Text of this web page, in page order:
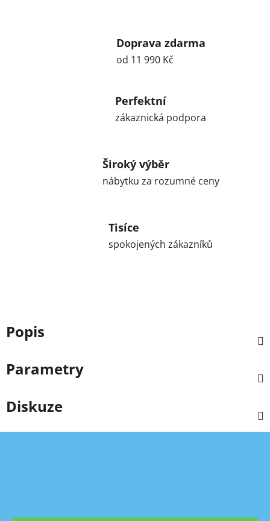
Doprava zdarma
od 11 990 Kč
Perfektní
zákaznická podpora
Široký výběr
nábytku za rozumné ceny
Tisíce
spokojených zákazníků
Popis
Parametry
Diskuze
Z